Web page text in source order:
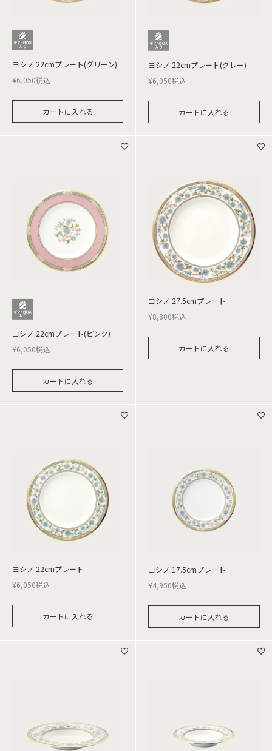
ヨシノ 22cmプレート(グリーン)
¥6,050税込
カートに入れる
ヨシノ 22cmプレート(グレー)
¥6,050税込
カートに入れる
ヨシノ 22cmプレート(ピンク)
¥6,050税込
カートに入れる
ヨシノ 27.5cmプレート
¥8,800税込
カートに入れる
ヨシノ 22cmプレート
¥6,050税込
カートに入れる
ヨシノ 17.5cmプレート
¥4,950税込
カートに入れる